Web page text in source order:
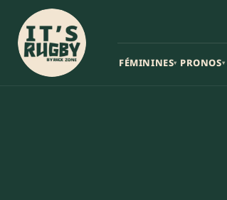
FÉMININES▾ PRONOS▾